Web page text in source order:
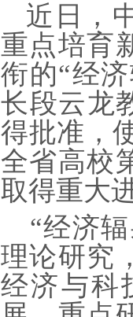
近日，
重点培育
衔的“经
长段云龙
得批准，
全省高校
取得重大
“经济
理论研究
经济与科